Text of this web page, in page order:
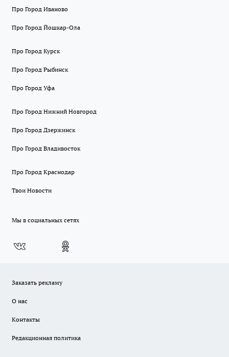
Про Город Иваново
Про Город Йошкар-Ола
Про Город Курск
Про Город Рыбинск
Про Город Уфа
Про Город Нижний Новгород
Про Город Дзержинск
Про Город Владивосток
Про Город Краснодар
Твои Новости
Мы в социальных сетях
Заказать рекламу
О нас
Контакты
Редакционная политика